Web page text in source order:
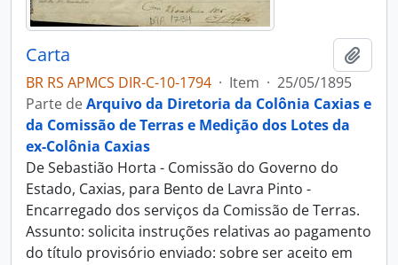
Carta
BR RS APMCS DIR-C-10-1794 · Item · 25/05/1895
Parte deArquivo da Diretoria da Colônia Caxias e
da Comissão de Terras e Medição dos Lotes da
ex-Colônia Caxias
De Sebastião Horta - Comissão do Governo do
Estado, Caxias, para Bento de Lavra Pinto -
Encarregado dos serviços da Comissão de Terras.
Assunto: solicita instruções relativas ao pagamento
do título provisório enviado: sobre ser aceito em